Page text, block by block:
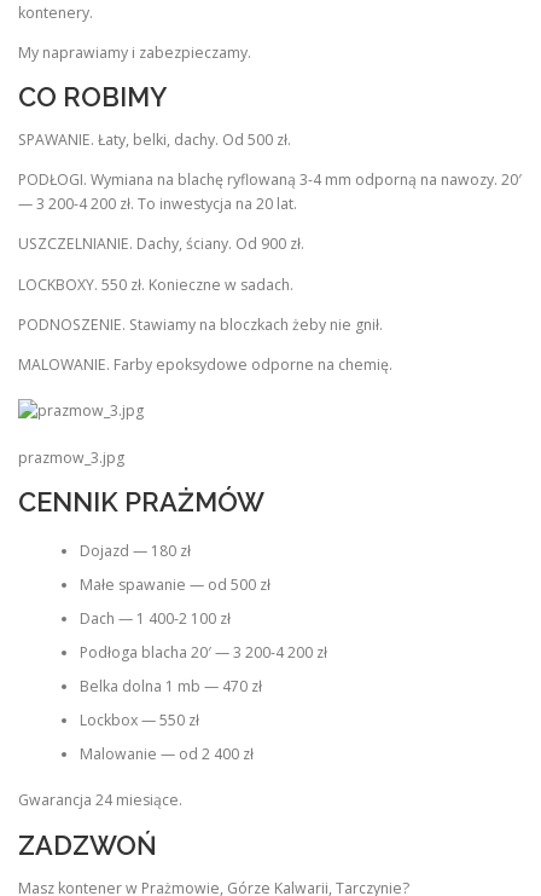
kontenery.
My naprawiamy i zabezpieczamy.
CO ROBIMY
SPAWANIE. Łaty, belki, dachy. Od 500 zł.
PODŁOGI. Wymiana na blachę ryflowaną 3-4 mm odporną na nawozy. 20′
— 3 200-4 200 zł. To inwestycja na 20 lat.
USZCZELNIANIE. Dachy, ściany. Od 900 zł.
LOCKBOXY. 550 zł. Konieczne w sadach.
PODNOSZENIE. Stawiamy na bloczkach żeby nie gnił.
MALOWANIE. Farby epoksydowe odporne na chemię.
prazmow_3.jpg
CENNIK PRAŻMÓW
Dojazd — 180 zł
Małe spawanie — od 500 zł
Dach — 1 400-2 100 zł
Podłoga blacha 20′ — 3 200-4 200 zł
Belka dolna 1 mb — 470 zł
Lockbox — 550 zł
Malowanie — od 2 400 zł
Gwarancja 24 miesiące.
ZADZWOŃ
Masz kontener w Prażmowie, Górze Kalwarii, Tarczynie?